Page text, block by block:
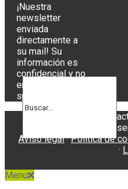
Contacto
¡Nuestra
newsletter
enviada
directamente a
su mail! Su
información es
confidencial y no
enviaremos
spam.
Copyright ©
Aviso legal·Política de
·
Menu